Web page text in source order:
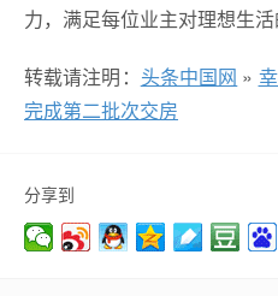
力，满足每位业主对理想生活
转载请注明： 头条中国网 »
完成第二批次交房
分享到